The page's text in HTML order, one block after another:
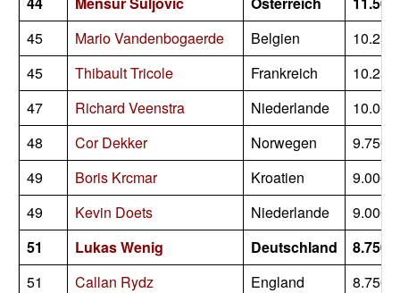
45
Mario Vandenbogaerde Belgien
10.250
45
Thibault Tricole Frankreich
10.250
47
Richard Veenstra Niederlande
10.000
48
Cor Dekker Norwegen
9.750
49
Boris Krcmar Kroatien
9.000
49
Kevin Doets Niederlande
9.000
51
Lukas Wenig Deutschland
8.750
51
Callan Rydz England
8.750